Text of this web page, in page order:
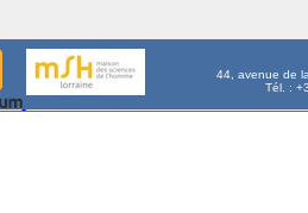
44, avenue de
Tél. :